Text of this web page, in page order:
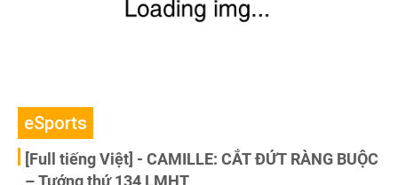
eSports
[Full tiếng Việt] - CAMILLE: CẮT ĐỨT RÀNG BUỘC
– Tướng thứ 134 LMHT